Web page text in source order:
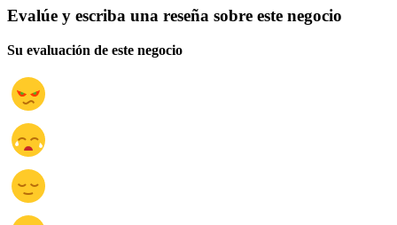
Evalúe y escriba una reseña sobre este negocio
Su evaluación de este negocio